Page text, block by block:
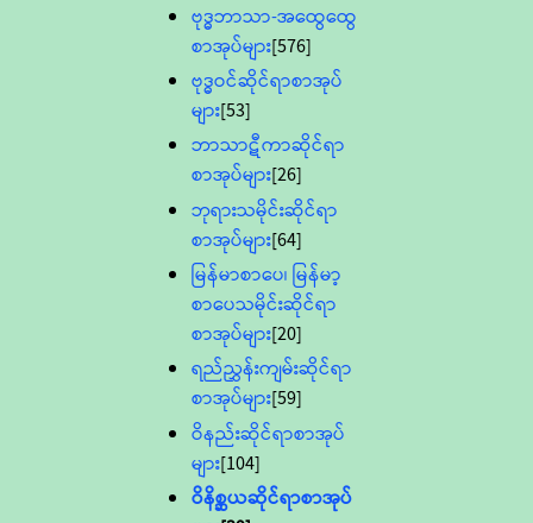
ဗုဒ္ဓဘာသာ-အထွေထွေ
စာအုပ်များ[576]
ဗုဒ္ဓဝင်ဆိုင်ရာစာအုပ်
များ[53]
ဘာသာဋီကာဆိုင်ရာ
စာအုပ်များ[26]
ဘုရားသမိုင်းဆိုင်ရာ
စာအုပ်များ[64]
မြန်မာစာပေ၊ မြန်မာ့
စာပေသမိုင်းဆိုင်ရာ
စာအုပ်များ[20]
ရည်ညွှန်းကျမ်းဆိုင်ရာ
စာအုပ်များ[59]
ဝိနည်းဆိုင်ရာစာအုပ်
များ[104]
ဝိနိစ္ဆယဆိုင်ရာစာအုပ်